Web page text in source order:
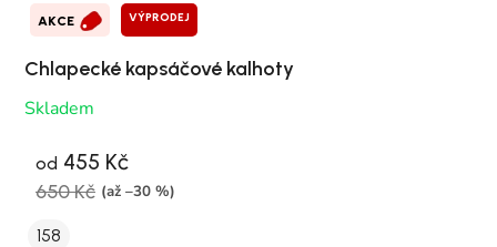
AKCE VÝPRODEJ
Chlapecké kapsáčové kalhoty
Skladem
od 455 Kč
650 Kč (až –30 %)
158